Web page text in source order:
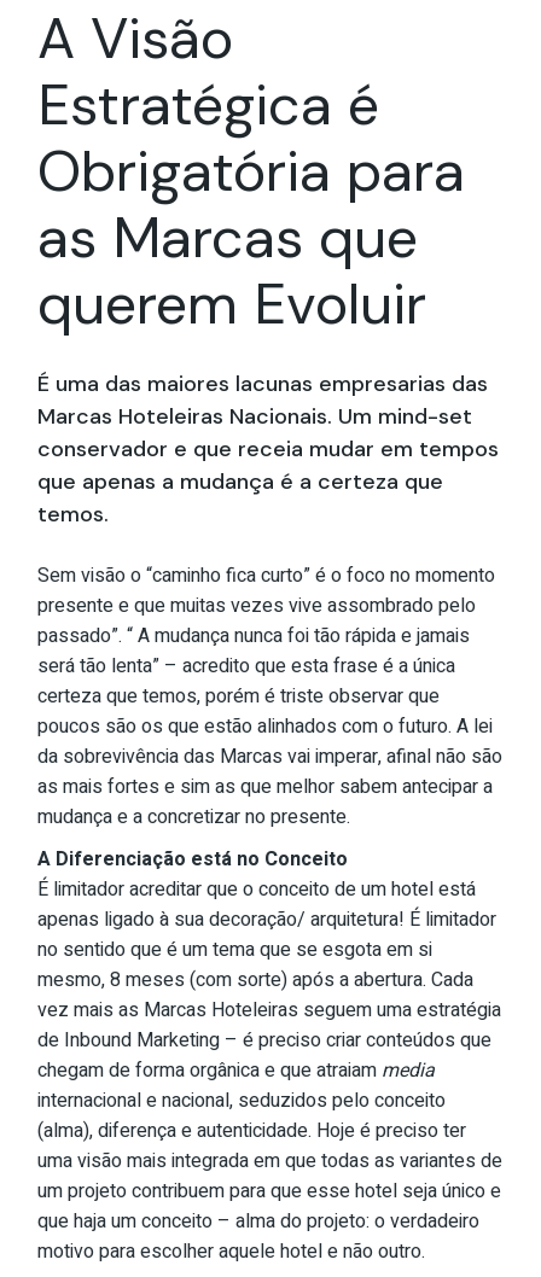
A Visão
Estratégica é
Obrigatória para
as Marcas que
querem Evoluir
É uma das maiores lacunas empresarias das
Marcas Hoteleiras Nacionais. Um mind-set
conservador e que receia mudar em tempos
que apenas a mudança é a certeza que
temos.
Sem visão o “caminho fica curto” é o foco no momento
presente e que muitas vezes vive assombrado pelo
passado”. “ A mudança nunca foi tão rápida e jamais
será tão lenta” – acredito que esta frase é a única
certeza que temos, porém é triste observar que
poucos são os que estão alinhados com o futuro. A lei
da sobrevivência das Marcas vai imperar, afinal não são
as mais fortes e sim as que melhor sabem antecipar a
mudança e a concretizar no presente.
A Diferenciação está no Conceito
É limitador acreditar que o conceito de um hotel está
apenas ligado à sua decoração/ arquitetura! É limitador
no sentido que é um tema que se esgota em si
mesmo, 8 meses (com sorte) após a abertura. Cada
vez mais as Marcas Hoteleiras seguem uma estratégia
de Inbound Marketing – é preciso criar conteúdos que
chegam de forma orgânica e que atraiam media
internacional e nacional, seduzidos pelo conceito
(alma), diferença e autenticidade. Hoje é preciso ter
uma visão mais integrada em que todas as variantes de
um projeto contribuem para que esse hotel seja único e
que haja um conceito – alma do projeto: o verdadeiro
motivo para escolher aquele hotel e não outro.